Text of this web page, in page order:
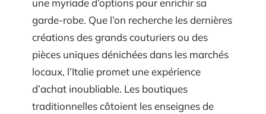
une myriade d’options pour enrichir sa
garde-robe. Que l’on recherche les dernières
créations des grands couturiers ou des
pièces uniques dénichées dans les marchés
locaux, l’Italie promet une expérience
d’achat inoubliable. Les boutiques
traditionnelles côtoient les enseignes de